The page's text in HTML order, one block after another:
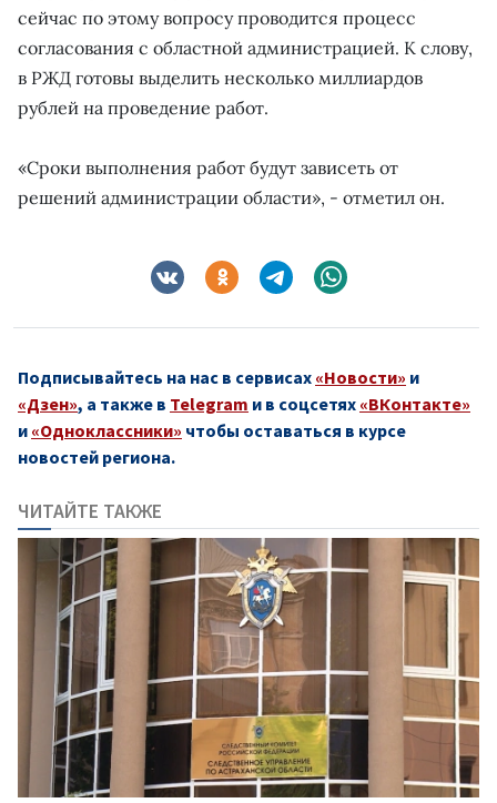
сейчас по этому вопросу проводится процесс
согласования с областной администрацией. К слову,
в РЖД готовы выделить несколько миллиардов
рублей на проведение работ.
«Сроки выполнения работ будут зависеть от
решений администрации области», - отметил он.
Подписывайтесь на нас в сервисах «Новости» и
«Дзен», а также в Telegram и в соцсетях «ВКонтакте»
и «Одноклассники» чтобы оставаться в курсе
новостей региона.
ЧИТАЙТЕ ТАКЖЕ